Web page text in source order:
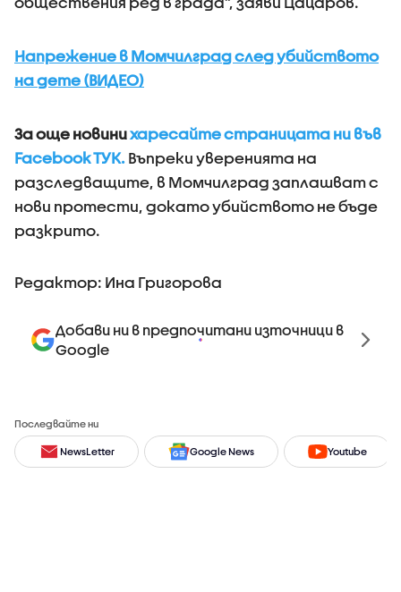
Напрежение в Момчилград след убийството
на дете (ВИДЕО)
За още новинихаресайте страницата ни във
Facebook ТУК. Въпреки уверенията на
разследващите, в Момчилград заплашват с
нови протести, докато убийството не бъде
разкрито.
Редактор: Ина Григорова
Добави ни в предпочитани източници в
Google
Последвайте ни
NewsLetter Google News Youtube